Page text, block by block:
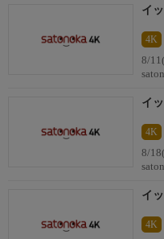
イ
4K
8/
イ
4K
8/
イ
4K